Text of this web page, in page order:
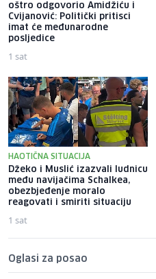
oštro odgovorio Amidžiću i
Cvijanović: Politički pritisci
imat će međunarodne
posljedice
1 sat
HAOTIČNA SITUACIJA
Džeko i Muslić izazvali ludnicu
među navijačima Schalkea,
obezbjeđenje moralo
reagovati i smiriti situaciju
1 sat
Oglasi za posao